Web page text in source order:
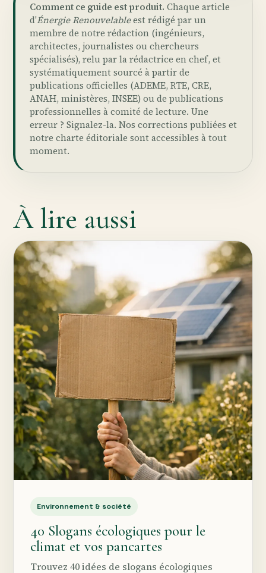
Comment ce guide est produit. Chaque article
d'Énergie Renouvelableest rédigé par un
membre de notre rédaction (ingénieurs,
architectes, journalistes ou chercheurs
spécialisés), relu par la rédactrice en chef, et
systématiquement sourcé à partir de
publications officielles (ADEME, RTE, CRE,
ANAH, ministères, INSEE) ou de publications
professionnelles à comité de lecture. Une
erreur ? Signalez-la. Nos corrections publiées et
notre charte éditoriale sont accessibles à tout
moment.
À lire aussi
Environnement & société
40 Slogans écologiques pour le
climat et vos pancartes
Trouvez 40 idées de slogans écologiques